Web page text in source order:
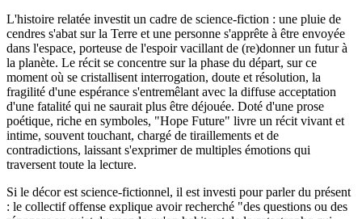
L'histoire relatée investit un cadre de science-fiction : une pluie de
cendres s'abat sur la Terre et une personne s'apprête à être envoyée
dans l'espace, porteuse de l'espoir vacillant de (re)donner un futur à
la planète. Le récit se concentre sur la phase du départ, sur ce
moment où se cristallisent interrogation, doute et résolution, la
fragilité d'une espérance s'entremêlant avec la diffuse acceptation
d'une fatalité qui ne saurait plus être déjouée. Doté d'une prose
poétique, riche en symboles, "Hope Future" livre un récit vivant et
intime, souvent touchant, chargé de tiraillements et de
contradictions, laissant s'exprimer de multiples émotions qui
traversent toute la lecture.
Si le décor est science-fictionnel, il est investi pour parler du présent
: le collectif offense explique avoir recherché "des questions ou des